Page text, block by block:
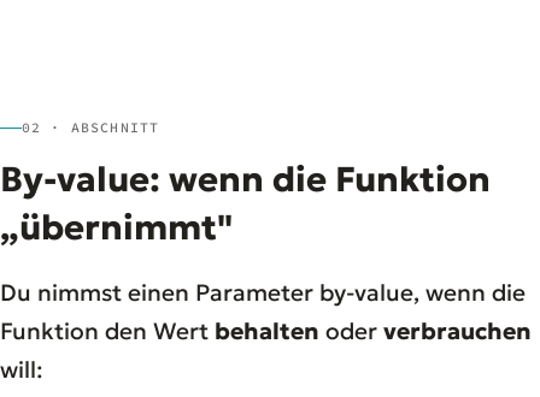
02 · ABSCHNITT
By-value: wenn die Funktion
„übernimmt"
Du nimmst einen Parameter by-value, wenn die
Funktion den Wert behalten oder verbrauchen
will: